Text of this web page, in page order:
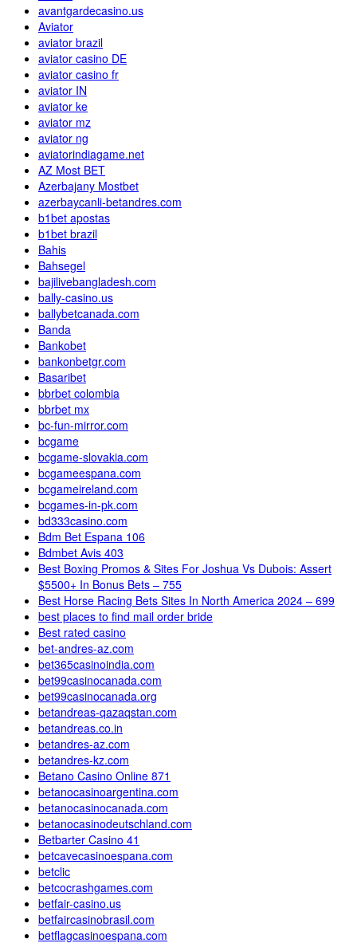
avantgardecasino.us
Aviator
aviator brazil
aviator casino DE
aviator casino fr
aviator IN
aviator ke
aviator mz
aviator ng
aviatorindiagame.net
AZ Most BET
Azerbajany Mostbet
azerbaycanli-betandres.com
b1bet apostas
b1bet brazil
Bahis
Bahsegel
bajilivebangladesh.com
bally-casino.us
ballybetcanada.com
Banda
Bankobet
bankonbetgr.com
Basaribet
bbrbet colombia
bbrbet mx
bc-fun-mirror.com
bcgame
bcgame-slovakia.com
bcgameespana.com
bcgameireland.com
bcgames-in-pk.com
bd333casino.com
Bdm Bet Espana 106
Bdmbet Avis 403
Best Boxing Promos & Sites For Joshua Vs Dubois: Assert
$5500+ In Bonus Bets – 755
Best Horse Racing Bets Sites In North America 2024 – 699
best places to find mail order bride
Best rated casino
bet-andres-az.com
bet365casinoindia.com
bet99casinocanada.com
bet99casinocanada.org
betandreas-qazaqstan.com
betandreas.co.in
betandres-az.com
betandres-kz.com
Betano Casino Online 871
betanocasinoargentina.com
betanocasinocanada.com
betanocasinodeutschland.com
Betbarter Casino 41
betcavecasinoespana.com
betclic
betcocrashgames.com
betfair-casino.us
betfaircasinobrasil.com
betflagcasinoespana.com